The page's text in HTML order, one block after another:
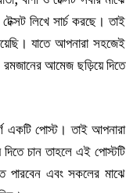
লিখে সার্চ করছে। তাই
যাতে আপনারা সহজেই
রমজানের আমেজ ছড়িয়ে দিতে
একটি পোস্ট। তাই আপনারা
চান তাহলে এই পোস্টটি
পারবেন এবং সকলের মাঝে